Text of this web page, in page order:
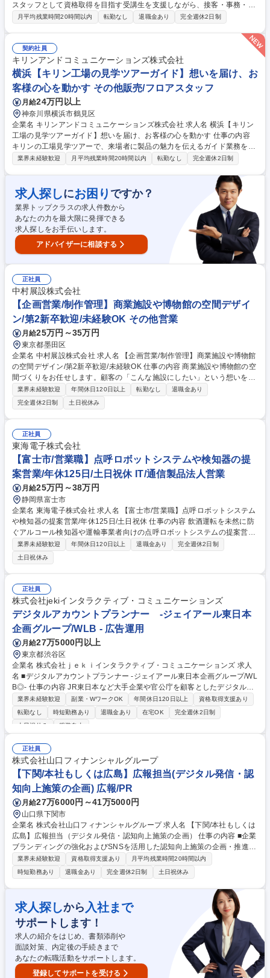
スタッフとして資格取得を目指す受講生を支援しながら、接客・事務・運
営・企画まで幅広くお任せします。第二新卒や異業界出身の方も歓迎で、
務・受講生対応が中心。教材配布や利用案内、申込手続きや問い合わせ対
応などを担当します■慣れてきたら校舎運営や学習サポート、アルバイト
管理といった運営業務にも携わり、SNSを用いた広報や販促企画などにも
挑戦可能です ★接客や営業で培った「相手に合わせた説明力」「要望を汲
み取る力」を生かし、受講生一人ひとりの学びを支援できるのが大きなや
りがいです。 募集職種 【資格のTAC/校舎運営スタッフ】第二新卒歓迎/豊
富なキャリアパス/働き方◎
月平均残業時間20時間以内 転勤なし 退職金あり 完全週休2日制
契約社員
キリンアンドコミュニケーションズ株式会社
横浜【キリン工場の見学ツアーガイド】想いを届け、お
客様の心を動かす その他販売/フロアスタッフ
月給24万円以上
神奈川県横浜市鶴見区
企業名 キリンアンドコミュニケーションズ株式会社 求人名 横浜【キリン
工場の見学ツアーガイド】想いを届け、お客様の心を動かす 仕事の内容
キリンの工場見学ツアーで、来場者に製品の魅力を伝えるガイド業務をお
任せします。ツアーは約80分。製品の素材や製造工程、企業のこだわり
なく、自分の言葉で伝える「対話型」スタイルが特徴で、来場者とのコミ
ュニケーションを通じて記憶に残る体験を提供します。 ★客層(家族連れ/
学生/ご年配の方など)や天候に応じて内容を柔軟に調整★「楽しかった」
「また来たい」といった声が直接届く、やりがいのある仕事です◎伝える
力・接客力を磨きながら、キリンブランドの魅力を広める“企業の顔”とし
て活躍できます◎ 募集職種 横浜【キリン工場の見学ツアーガイド】想い
を届け、お客様の心を動かす
業界未経験歓迎 月平均残業時間20時間以内 転勤なし 完全週休2日制
求人探しにお困り ですか？
業界トップクラスの求人件数から
あなたの力を最大限に発揮できる
求人探しをお手伝いします。
アドバイザーに相談する
正社員
中村展設株式会社
【企画営業/制作管理】商業施設や博物館の空間デザイ
ン/第2新卒歓迎/未経験OK その他営業
月給25万円～35万円
東京都墨田区
企業名 中村展設株式会社 求人名 【企画営業/制作管理】商業施設や博物館
の空間デザイン/第2新卒歓迎/未経験OK 仕事の内容 商業施設や博物館の空
間づくりをお任せします。顧客の「こんな施設にしたい」という想いを形
にするため、企画～完成を一貫して担当します。複数案件を同時に持た
ず、1件(期間:半年～2年程度)ずつに集中できます。 【詳細】■企画:施設の
目的や利用者の動線を踏まえ、空間のテーマや構成を考案/クライアントと
の打ち合わせで方向性を決定 ■設計:イメージ図やレイアウト図を作成し、
空間の構成や配置を具体化/社内外の設計担当と連携し図面を調整 ■制作・
施工:現場での設営スケジュール管理/施工スタッフとの連携/安全や品質の
確認/設営完了までの進行管理 ■完成後:展示内容の更新や施設運用のサポ
ート/必要に応じて改修や改善提案 募集職種 【企画営業/制作管理】商業施
設や博物館の空間デザイン/第2新卒歓迎/未経験OK
業界未経験歓迎 年間休日120日以上 転勤なし
退職金あり
完全週休2日制
土日祝休み
正社員
東海電子株式会社
【富士市/営業職】点呼ロボットシステムや検知器の提
案営業/年休125日/土日祝休 IT/通信製品法人営業
月給25万円～38万円
静岡県富士市
企業名 東海電子株式会社 求人名 【富士市/営業職】点呼ロボットシステム
や検知器の提案営業/年休125日/土日祝休 仕事の内容 飲酒運転を未然に防
ぐアルコール検知器や運輸事業者向けの点呼ロボットシステムの提案営
業・販促業務をお任せします。 ※業務の変更範囲：会社の定める業務
【具体的な業務内容】 ■お客様からの電話応対■提案訪問・製品紹介■客先
への納品業務 ■機器のトラブル対応■代理店へのフォロー業務■セミナーの
開催 など 【訪問先・営業エリア】静岡県・山梨県 ※移動は電車、新幹
線、飛行機、レンタカーなど（費用は会社負担） ※業務に慣れてくれば直
行直帰も可能です。 募集職種 【富士市/営業職】点呼ロボットシステムや
検知器の提案営業/年休125日/土日祝休
業界未経験歓迎 年間休日120日以上 退職金あり
完全週休2日制
土日祝休み
正社員
株式会社jekiインタラクティブ・コミュニケーションズ
デジタルアカウントプランナー -ジェイアール東日本
企画グループ/WLB - 広告運用
月給27万5000円以上
東京都渋谷区
企業名 株式会社ｊｅｋｉインタラクティブ・コミュニケーションズ 求人
名 ■デジタルアカウントプランナー -ジェイアール東日本企画グループ/WL
B◎- 仕事の内容 JR東日本など大手企業や官公庁を顧客としたデジタルコ
ミュニケーション全体をプランニングしていただく業務です。平均担当ク
ライアント数は少なく、じっくり向き合える環境とワークライフバランス
を実現しています 【具体的には】クライアントのインターネット広告にお
じ、デジタルメディア全体の戦略、施策の立案、社内外の調整、プロジェ
クト・マネジメント業務全般◆メディアプランニング及び提案とバイイン
グ、進行管理業務◆効果測定と実施プランの改善提案、振り返り/レポート
報告業務 【クライアント】ジェイアール東日本、官公庁などの自治体、他
募集職種 ■デジタルアカウントプランナー -ジェイアール東日本企画グル
業界未経験歓迎 副業・WワークOK 年間休日120日以上
資格取得支援あり
転勤なし
時短勤務あり 退職金あり 在宅OK
完全週休2日制
土日祝休み
服装自由
正社員
株式会社山口フィナンシャルグループ
【下関/本社もしくは広島】広報担当(デジタル発信・認
知向上施策の企画) 広報/PR
月給27万6000円～41万5000円
山口県下関市
企業名 株式会社山口フィナンシャルグループ 求人名 【下関/本社もしくは
広島】広報担当（デジタル発信・認知向上施策の企画） 仕事の内容 ■企業
ブランディングの強化およびSNSを活用した認知向上施策の企画・推進を
通じて、当社の戦略・価値・取り組みを社内外に分かりやすく発信し、ブ
ランド価値の向上に貢献していただきます。 ■企業ブランディング施策の
企画・立案・推進 ■SNS（公式アカウント等）を活用した情報発信戦略の
設計・運用 ■コンテンツ（記事、画像、動画等）の企画・制作ディレクシ
ョン ■各種広報施策との連携による統合的コミュニケーションの推進 ■効
果測定および分析、改善施策の立案・実行 ■社内関係部署と連携した情報
整理および発信内容の調整 募集職種 【下関/本社もしくは広島】広報担当
（デジタル発信・認知向上施策の企画）
業界未経験歓迎 資格取得支援あり
月平均残業時間20時間以内
時短勤務あり
退職金あり 完全週休2日制 土日祝休み
求人探しから 入社まで
サポートします！
求人の紹介をはじめ、書類添削や
面談対策、内定後の手続きまで
あなたの転職活動をサポートします。
登録してサポートを受ける